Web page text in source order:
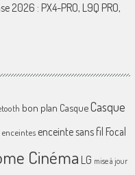
2026 : PX4-PRO, L9Q PRO,
bon plan CasqueCasque
enceintes enceinte sans fil Focal
Cinéma LG mise à jour